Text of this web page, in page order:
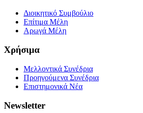
Διοικητικό Συμβούλιο
Επίτιμα Μέλη
Αρωγά Μέλη
Χρήσιμα
Μελλοντικά Συνέδρια
Προηγούμενα Συνέδρια
Επιστημονικά Νέα
Newsletter